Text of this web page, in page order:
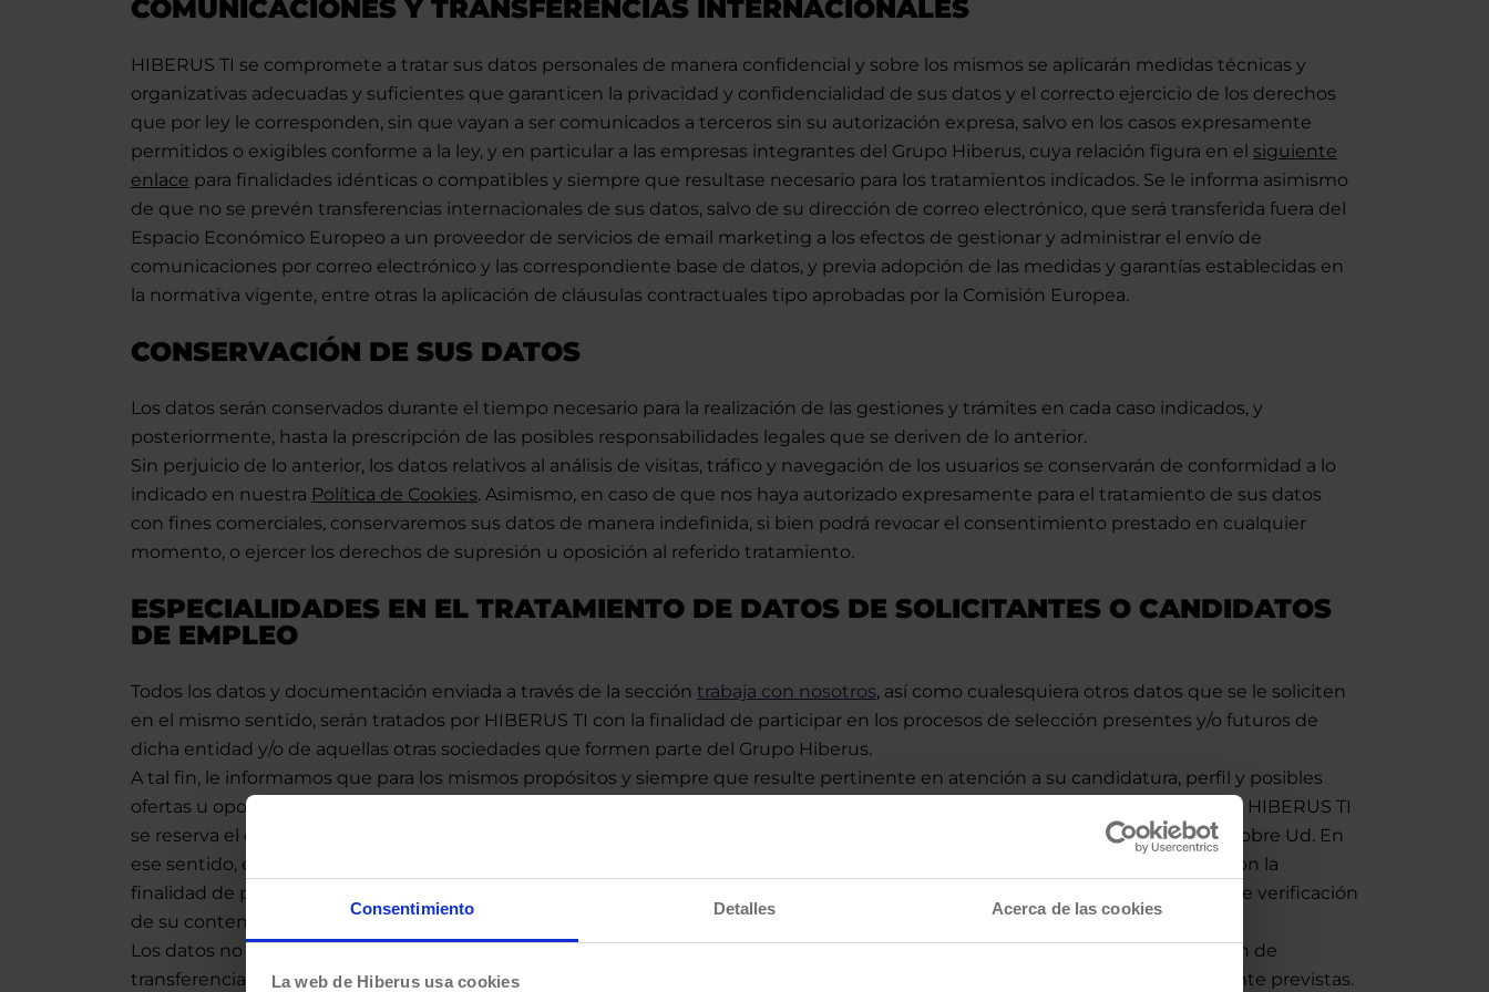
Consentimiento Detalles Acerca de las cookies
La web de Hiberus usa cookies
COMUNICACIONES Y TRANSFERENCIAS INTERNACIONALES
HIBERUS TI se compromete a tratar sus datos personales de manera confidencial y sobre los mismos se aplicarán medidas técnicas y
organizativas adecuadas y suficientes que garanticen la privacidad y confidencialidad de sus datos y el correcto ejercicio de los derechos
que por ley le corresponden, sin que vayan a ser comunicados a terceros sin su autorización expresa, salvo en los casos expresamente
permitidos o exigibles conforme a la ley, y en particular a las empresas integrantes del Grupo Hiberus, cuya relación figura en el siguiente
enlace para finalidades idénticas o compatibles y siempre que resultase necesario para los tratamientos indicados. Se le informa asimismo
de que no se prevén transferencias internacionales de sus datos, salvo de su dirección de correo electrónico, que será transferida fuera del
Espacio Económico Europeo a un proveedor de servicios de email marketing a los efectos de gestionar y administrar el envío de
comunicaciones por correo electrónico y las correspondiente base de datos, y previa adopción de las medidas y garantías establecidas en
la normativa vigente, entre otras la aplicación de cláusulas contractuales tipo aprobadas por la Comisión Europea.
CONSERVACIÓN DE SUS DATOS
Los datos serán conservados durante el tiempo necesario para la realización de las gestiones y trámites en cada caso indicados, y
posteriormente, hasta la prescripción de las posibles responsabilidades legales que se deriven de lo anterior.
Sin perjuicio de lo anterior, los datos relativos al análisis de visitas, tráfico y navegación de los usuarios se conservarán de conformidad a lo
indicado en nuestra Política de Cookies. Asimismo, en caso de que nos haya autorizado expresamente para el tratamiento de sus datos
con fines comerciales, conservaremos sus datos de manera indefinida, si bien podrá revocar el consentimiento prestado en cualquier
momento, o ejercer los derechos de supresión u oposición al referido tratamiento.
ESPECIALIDADES EN EL TRATAMIENTO DE DATOS DE SOLICITANTES O CANDIDATOS
DE EMPLEO
Todos los datos y documentación enviada a través de la sección trabaja con nosotros, así como cualesquiera otros datos que se le soliciten
en el mismo sentido, serán tratados por HIBERUS TI con la finalidad de participar en los procesos de selección presentes y/o futuros de
dicha entidad y/o de aquellas otras sociedades que formen parte del Grupo Hiberus.
A tal fin, le informamos que para los mismos propósitos y siempre que resulte pertinente en atención a su candidatura, perfil y posibles
ofertas u oportunidades de empleo, los datos podrán ser comunicados a las empresas del Grupo Hiberus indicadas. Asimismo, HIBERUS TI
se reserva el derecho de poder solicitarle referencias sobre sus anteriores empleos de cara a obtener una mayor información sobre Ud. En
ese sentido, el tratamiento de los datos personales que HIBERUS TI pueda realizar en el marco de dicho proceso se realizará con la
finalidad de poder comprobar y contrastar la información de dichas referencias, siendo nuestro interés legítimo en términos de verificación
de su contenido la base jurídica que faculta a dicho tratamiento.
Los datos no serán comunicados a terceros fuera de los supuestos indicados sin su autorización. Si fuera necesaria la realización de
transferencias internacionales de datos, le informamos que de cualquier modo adoptaremos las medidas y garantías legalmente previstas.